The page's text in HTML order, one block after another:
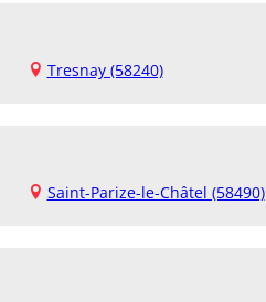
Tresnay (58240)
Saint-Parize-le-Châtel (58490)